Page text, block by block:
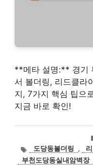
**메타 설명:** 경기
서 볼더링, 리드클라
지, 7가지 핵심 팁으
지금 바로 확인!
태
그
도당동볼더링 ,
부천도당동실내암벽장